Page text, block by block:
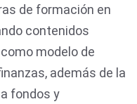
de formación en
contenidos
modelo de
además de la
fondos y